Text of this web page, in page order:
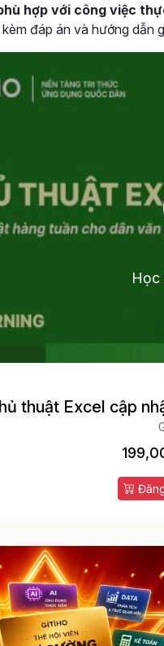
hợp với công việc
kèm đáp án và hướng dẫn
Học
thuật Excel cập